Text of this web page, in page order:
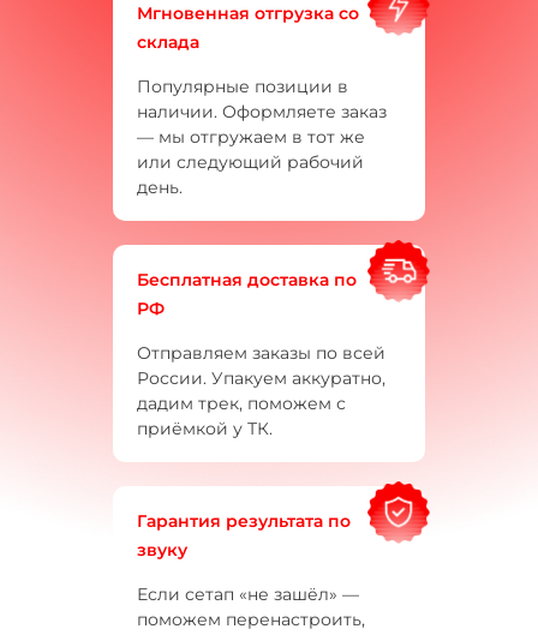
Мгновенная отгрузка со
склада
Популярные позиции в
наличии. Оформляете заказ
— мы отгружаем в тот же
или следующий рабочий
день.
Бесплатная доставка по
РФ
Отправляем заказы по всей
России. Упакуем аккуратно,
дадим трек, поможем с
приёмкой у ТК.
Гарантия результата по
звуку
Если сетап «не зашёл» —
поможем перенастроить,